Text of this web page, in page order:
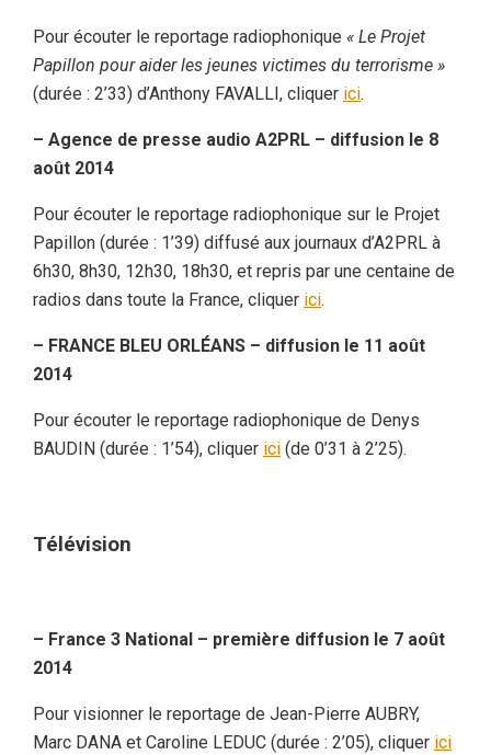
Pour écouter le reportage radiophonique « Le Projet
Papillon pour aider les jeunes victimes du terrorisme »
(durée : 2’33) d’Anthony FAVALLI, cliquer ici.
– Agence de presse audio A2PRL – diffusion le 8
août 2014
Pour écouter le reportage radiophonique sur le Projet
Papillon (durée : 1’39) diffusé aux journaux d’A2PRL à
6h30, 8h30, 12h30, 18h30, et repris par une centaine de
radios dans toute la France, cliquer ici.
– FRANCE BLEU ORLÉANS – diffusion le 11 août
2014
Pour écouter le reportage radiophonique de Denys
BAUDIN (durée : 1’54), cliquer ici (de 0’31 à 2’25).
Télévision
– France 3 National – première diffusion le 7 août
2014
Pour visionner le reportage de Jean-Pierre AUBRY,
Marc DANA et Caroline LEDUC (durée : 2’05), cliquer ici